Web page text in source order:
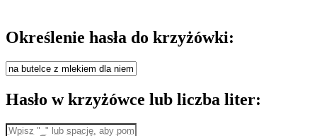
Określenie hasła do krzyżówki:
Hasło w krzyżówce lub liczba liter: